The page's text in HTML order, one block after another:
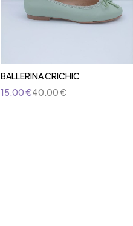
BALLERINA CRICHIC
40,00€
15,00€